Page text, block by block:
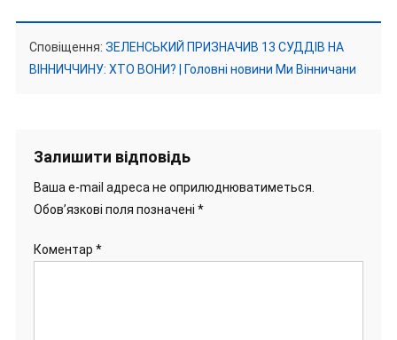
Сповіщення: ЗЕЛЕНСЬКИЙ ПРИЗНАЧИВ 13 СУДДІВ НА
ВІННИЧЧИНУ: ХТО ВОНИ? | Головні новини Ми Вінничани
Залишити відповідь
Ваша e-mail адреса не оприлюднюватиметься.
Обов’язкові поля позначені *
Коментар *